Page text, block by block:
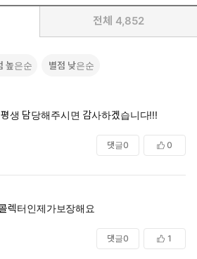
전체 4,852
높은순 별점 낮은순
생 담당해주시면 감사하겠습니다!!!
댓글0 0
렉터인제가보장해요
댓글0 1